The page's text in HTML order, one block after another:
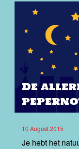
De
10 August 2015
Je hebt het